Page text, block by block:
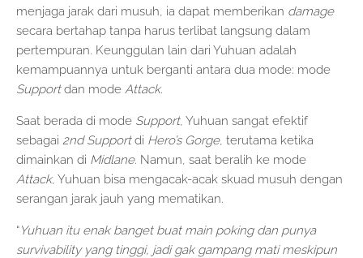
menjaga jarak dari musuh, ia dapat memberikan damage
secara bertahap tanpa harus terlibat langsung dalam
pertempuran. Keunggulan lain dari Yuhuan adalah
kemampuannya untuk berganti antara dua mode: mode
Supportdan mode Attack.
Saat berada di mode Support, Yuhuan sangat efektif
sebagai 2nd Supportdi Hero’s Gorge, terutama ketika
dimainkan di Midlane. Namun, saat beralih ke mode
Attack, Yuhuan bisa mengacak-acak skuad musuh dengan
serangan jarak jauh yang mematikan.
“Yuhuan itu enak banget buat main poking dan punya
survivability yang tinggi, jadi gak gampang mati meskipun